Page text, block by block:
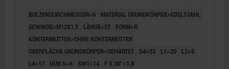
BOLZENDURCHMESSER=6
MATERIAL GRUNDKÖRPER=EDELSTAHL
GEWINDE=M12X1,5
LÄNGE=57
FORM=R
KONTERMUTTER=OHNE KONTERMUTTER
OBERFLÄCHE GRUNDKÖRPER=GEHÄRTET
D4=23 L1=20
L2=8
L4=17
HUB S=6 SW1=14
F X 30°=1,8